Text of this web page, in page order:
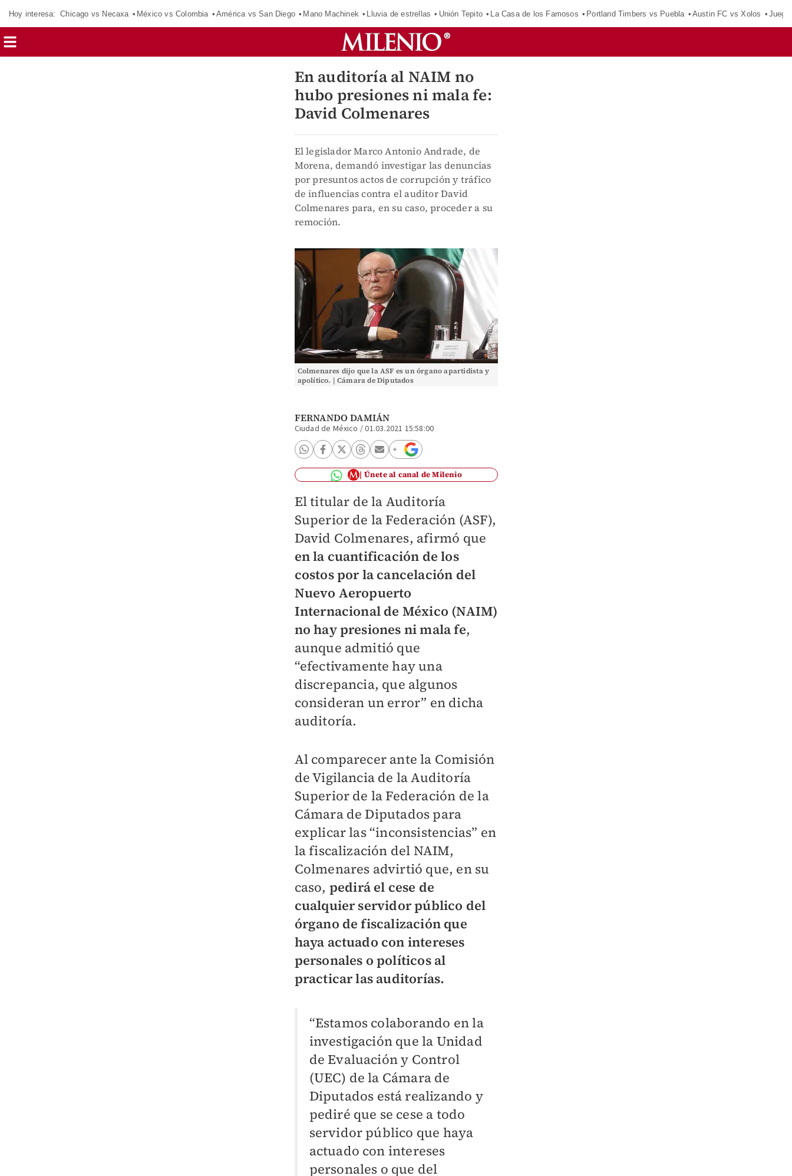
Hoy interesa: Chicago vs Necaxa México vs Colombia América vs San Diego Mano Machinek Lluvia de estrellas Unión Tepito La Casa de los Famosos Portland Timbers vs Puebla Austin FC vs Xolos
En auditoría al NAIM no
hubo presiones ni mala fe:
David Colmenares
El legislador Marco Antonio Andrade, de
Morena, demandó investigar las denuncias
por presuntos actos de corrupción y tráfico
de influencias contra el auditor David
Colmenares para, en su caso, proceder a su
remoción.
Colmenares dijo que la ASF es un órgano apartidista y
apolítico. | Cámara de Diputados
FERNANDO DAMIÁN
Ciudad de México /01.03.2021 15:58:00
Únete al canal de Milenio
El titular de la Auditoría
Superior de la Federación (ASF),
David Colmenares, afirmó que
en la cuantificación de los
costos por la cancelación del
Nuevo Aeropuerto
Internacional de México (NAIM)
no hay presiones ni mala fe,
aunque admitió que
“efectivamente hay una
discrepancia, que algunos
consideran un error” en dicha
auditoría.
Al comparecer ante la Comisión
de Vigilancia de la Auditoría
Superior de la Federación de la
Cámara de Diputados para
explicar las “inconsistencias” en
la fiscalización del NAIM,
Colmenares advirtió que, en su
caso, pedirá el cese de
cualquier servidor público del
órgano de fiscalización que
haya actuado con intereses
personales o políticos al
practicar las auditorías.
“Estamos colaborando en la
investigación que la Unidad
de Evaluación y Control
(UEC) de la Cámara de
Diputados está realizando y
pediré que se cese a todo
servidor público que haya
actuado con intereses
personales o que del